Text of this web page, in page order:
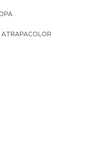
ATRAPACOLOR